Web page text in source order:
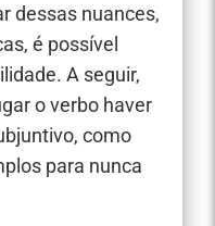
dessas nuances,
é possível
A seguir,
o verbo haver
como
para nunca